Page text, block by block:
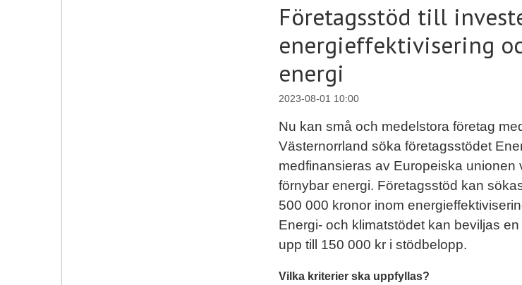
Företagsstöd till
energieffektivisering
energi
2023-08-01 10:00
Nu kan små och medelstora företag
Västernorrland söka företagsstödet
medfinansieras av Europeiska unionen
förnybar energi. Företagsstöd kan
500 000 kronor inom
Energi- och klimatstödet kan beviljas
upp till 150 000 kr i stödbelopp.
Vilka kriterier ska uppfyllas?